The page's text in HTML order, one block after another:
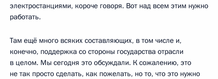
электростанциями, короче говоря. Вот над всем этим нужно
работать.
Там ещё много всяких составляющих, в том числе и,
конечно, поддержка со стороны государства отрасли
в целом. Мы сегодня это обсуждали. К сожалению, это
не так просто сделать, как пожелать, но то, что это нужно